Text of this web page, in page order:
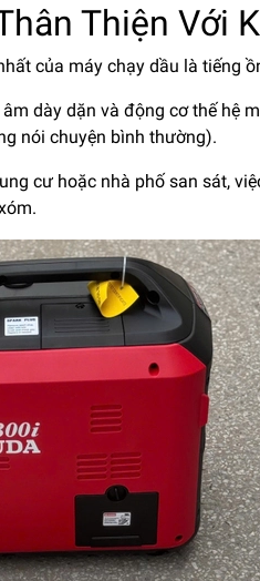
Thiện Với
của máy chạy dầu là tiếng
dày dặn và động cơ thế hệ
nói chuyện bình thường).
cư hoặc nhà phố san sát,